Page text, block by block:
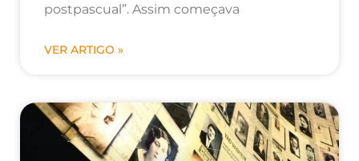
postpascual”. Assim começava
VER ARTIGO »